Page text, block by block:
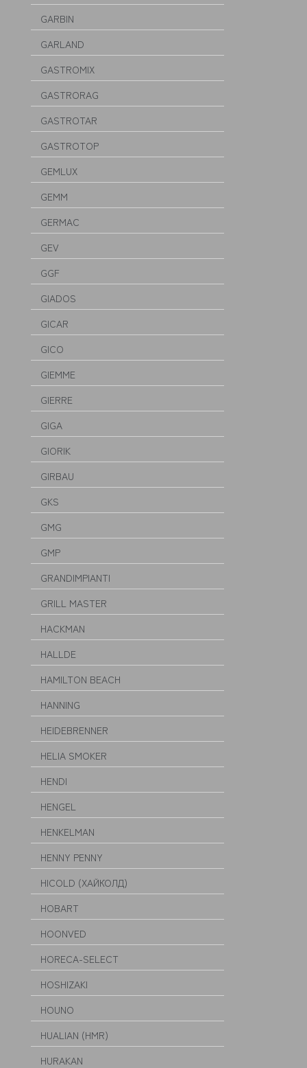
GARBIN
GARLAND
GASTROMIX
GASTRORAG
GASTROTAR
GASTROTOP
GEMLUX
GEMM
GERMAC
GEV
GGF
GIADOS
GICAR
GICO
GIEMME
GIERRE
GIGA
GIORIK
GIRBAU
GKS
GMG
GMP
GRANDIMPIANTI
GRILL MASTER
HACKMAN
HALLDE
HAMILTON BEACH
HANNING
HEIDEBRENNER
HELIA SMOKER
HENDI
HENGEL
HENKELMAN
HENNY PENNY
HICOLD (ХАЙКОЛД)
HOBART
HOONVED
HORECA-SELECT
HOSHIZAKI
HOUNO
HUALIAN (HMR)
HURAKAN